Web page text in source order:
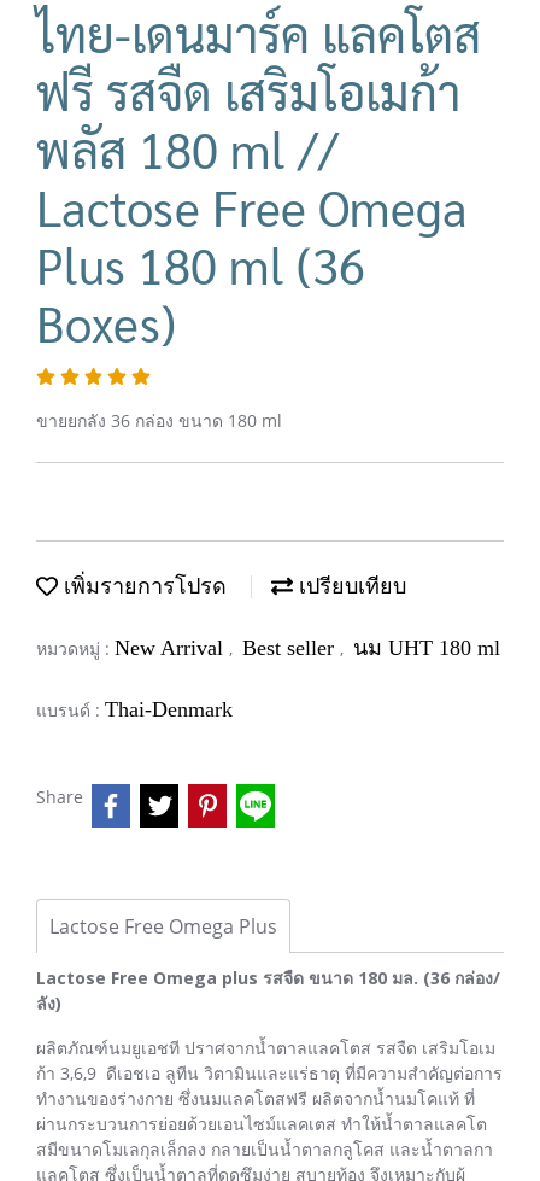
ไทย-เดนมาร์ค แลคโตส
ฟรี รสจืด เสริมโอเมก้า
พลัส 180 ml //
Lactose Free Omega
Plus 180 ml (36
Boxes)
ขายยกลัง 36 กล่อง ขนาด 180 ml
เพิ่มรายการโปรด เปรียบเทียบ
หมวดหมู่ : New Arrival , Best seller , นม UHT 180 ml
แบรนด์ : Thai-Denmark
Share
Lactose Free Omega Plus
Lactose Free Omega plus รสจืด ขนาด 180 มล. (36 กล่อง/
ลัง)
ผลิตภัณฑ์นมยูเอชที ปราศจากน้ำตาลแลคโตส รสจืด เสริมโอเม
ก้า 3,6,9 ดีเอชเอ ลูทีน วิตามินและแร่ธาตุ ที่มีความสำคัญต่อการ
ทำงานของร่างกาย ซึ่งนมแลคโตสฟรี ผลิตจากน้ำนมโคแท้ ที่
ผ่านกระบวนการย่อยด้วยเอนไซม์แลคเตส ทำให้น้ำตาลแลคโต
สมีขนาดโมเลกุลเล็กลง กลายเป็นน้ำตาลกลูโคส และน้ำตาลกา
แลคโตส ซึ่งเป็นน้ำตาลที่ดูดซึมง่าย สบายท้อง จึงเหมาะกับผู้